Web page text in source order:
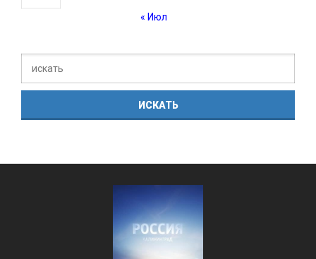
« Июл